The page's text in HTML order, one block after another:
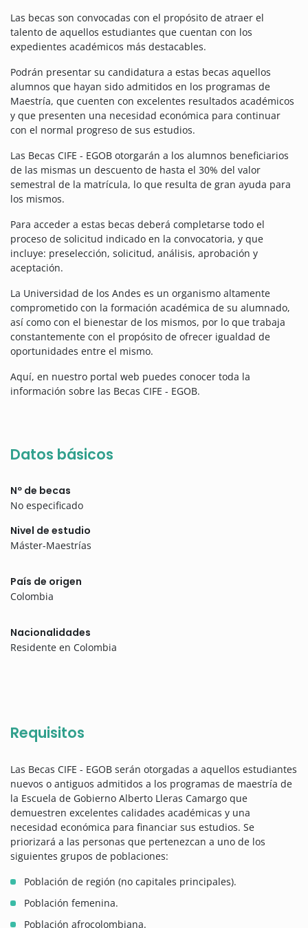
Las becas son convocadas con el propósito de atraer el
talento de aquellos estudiantes que cuentan con los
expedientes académicos más destacables.
Podrán presentar su candidatura a estas becas aquellos
alumnos que hayan sido admitidos en los programas de
Maestría, que cuenten con excelentes resultados académicos
y que presenten una necesidad económica para continuar
con el normal progreso de sus estudios.
Las Becas CIFE - EGOB otorgarán a los alumnos beneficiarios
de las mismas un descuento de hasta el 30% del valor
semestral de la matrícula, lo que resulta de gran ayuda para
los mismos.
Para acceder a estas becas deberá completarse todo el
proceso de solicitud indicado en la convocatoria, y que
incluye: preselección, solicitud, análisis, aprobación y
aceptación.
La Universidad de los Andes es un organismo altamente
comprometido con la formación académica de su alumnado,
así como con el bienestar de los mismos, por lo que trabaja
constantemente con el propósito de ofrecer igualdad de
oportunidades entre el mismo.
Aquí, en nuestro portal web puedes conocer toda la
información sobre las Becas CIFE - EGOB.
Datos básicos
Nº de becas
No especificado
Nivel de estudio
Máster-Maestrías
País de origen
Colombia
Nacionalidades
Residente en Colombia
Requisitos
Las Becas CIFE - EGOB serán otorgadas a aquellos estudiantes
nuevos o antiguos admitidos a los programas de maestría de
la Escuela de Gobierno Alberto Lleras Camargo que
demuestren excelentes calidades académicas y una
necesidad económica para financiar sus estudios. Se
priorizará a las personas que pertenezcan a uno de los
siguientes grupos de poblaciones:
Población de región (no capitales principales).
Población femenina.
Población afrocolombiana.